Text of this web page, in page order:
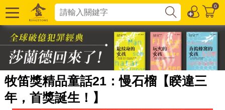
0
牧笛獎精品童話21：慢石榴【睽違三
年，首獎誕生！】